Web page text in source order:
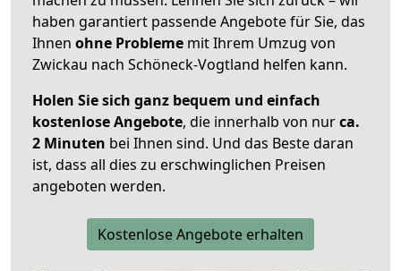
haben garantiert passende Angebote für Sie, das
Ihnen ohne Probleme mit Ihrem Umzug von
Zwickau nach Schöneck-Vogtland helfen kann.
Holen Sie sich ganz bequem und einfach
kostenlose Angebote, die innerhalb von nurca.
2 Minuten bei Ihnen sind. Und das Beste daran
ist, dass all dies zu erschwinglichen Preisen
angeboten werden.
Kostenlose Angebote erhalten